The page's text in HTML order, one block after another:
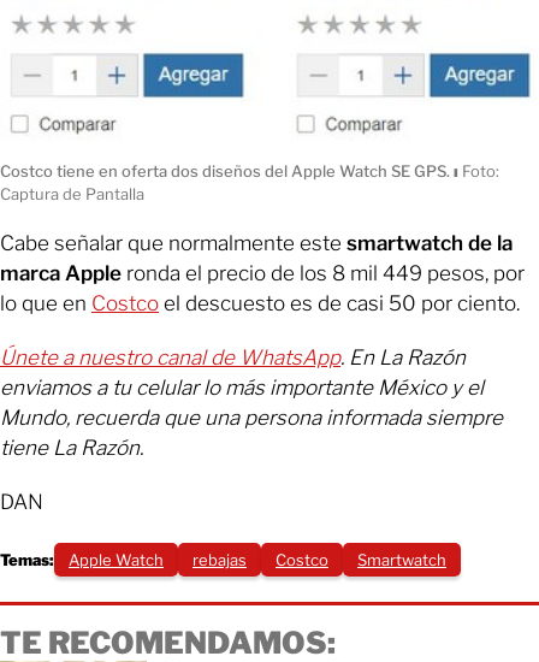
Costco tiene en oferta dos diseños del Apple Watch SE GPS. ı Foto:
Captura de Pantalla
Cabe señalar que normalmente este smartwatch de la
marca Apple ronda el precio de los 8 mil 449 pesos, por
lo que en Costco el descuesto es de casi 50 por ciento.
Únete a nuestro canal de WhatsApp. En La Razón
enviamos a tu celular lo más importante México y el
Mundo, recuerda que una persona informada siempre
tiene La Razón.
DAN
Temas: Apple Watch rebajas Costco Smartwatch
TE RECOMENDAMOS: